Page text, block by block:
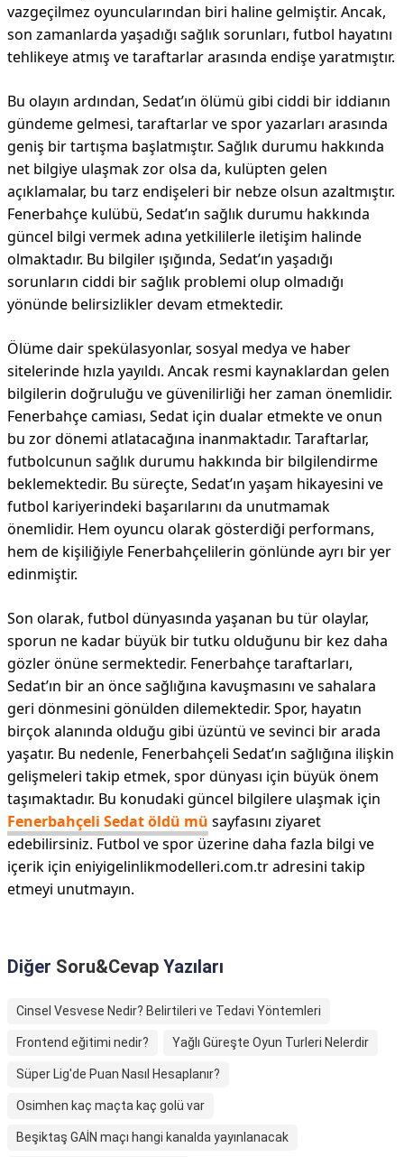
vazgeçilmez oyuncularından biri haline gelmiştir. Ancak,
son zamanlarda yaşadığı sağlık sorunları, futbol hayatını
tehlikeye atmış ve taraftarlar arasında endişe yaratmıştır.
Bu olayın ardından, Sedat’ın ölümü gibi ciddi bir iddianın
gündeme gelmesi, taraftarlar ve spor yazarları arasında
geniş bir tartışma başlatmıştır. Sağlık durumu hakkında
net bilgiye ulaşmak zor olsa da, kulüpten gelen
açıklamalar, bu tarz endişeleri bir nebze olsun azaltmıştır.
Fenerbahçe kulübü, Sedat’ın sağlık durumu hakkında
güncel bilgi vermek adına yetkililerle iletişim halinde
olmaktadır. Bu bilgiler ışığında, Sedat’ın yaşadığı
sorunların ciddi bir sağlık problemi olup olmadığı
yönünde belirsizlikler devam etmektedir.
Ölüme dair spekülasyonlar, sosyal medya ve haber
sitelerinde hızla yayıldı. Ancak resmi kaynaklardan gelen
bilgilerin doğruluğu ve güvenilirliği her zaman önemlidir.
Fenerbahçe camiası, Sedat için dualar etmekte ve onun
bu zor dönemi atlatacağına inanmaktadır. Taraftarlar,
futbolcunun sağlık durumu hakkında bir bilgilendirme
beklemektedir. Bu süreçte, Sedat’ın yaşam hikayesini ve
futbol kariyerindeki başarılarını da unutmamak
önemlidir. Hem oyuncu olarak gösterdiği performans,
hem de kişiliğiyle Fenerbahçelilerin gönlünde ayrı bir yer
edinmiştir.
Son olarak, futbol dünyasında yaşanan bu tür olaylar,
sporun ne kadar büyük bir tutku olduğunu bir kez daha
gözler önüne sermektedir. Fenerbahçe taraftarları,
Sedat’ın bir an önce sağlığına kavuşmasını ve sahalara
geri dönmesini gönülden dilemektedir. Spor, hayatın
birçok alanında olduğu gibi üzüntü ve sevinci bir arada
yaşatır. Bu nedenle, Fenerbahçeli Sedat’ın sağlığına ilişkin
gelişmeleri takip etmek, spor dünyası için büyük önem
taşımaktadır. Bu konudaki güncel bilgilere ulaşmak için
Fenerbahçeli Sedat öldü mü sayfasını ziyaret
edebilirsiniz. Futbol ve spor üzerine daha fazla bilgi ve
içerik için eniyigelinlikmodelleri.com.tr adresini takip
etmeyi unutmayın.
Diğer Soru&Cevap Yazıları
Cinsel Vesvese Nedir? Belirtileri ve Tedavi Yöntemleri
Frontend eğitimi nedir? Yağlı Güreşte Oyun Turleri Nelerdir
Süper Lig'de Puan Nasıl Hesaplanır?
Osimhen kaç maçta kaç golü var
Beşiktaş GAİN maçı hangi kanalda yayınlanacak